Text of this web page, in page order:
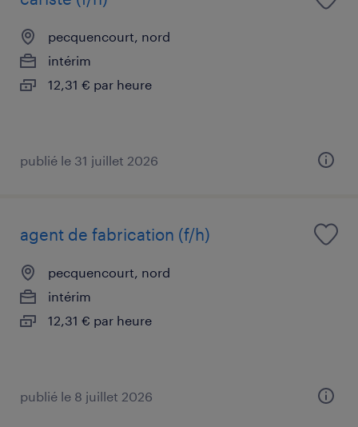
pecquencourt, nord
intérim
12,31 € par heure
publié le 31 juillet 2026
agent de fabrication (f/h)
pecquencourt, nord
intérim
12,31 € par heure
publié le 8 juillet 2026